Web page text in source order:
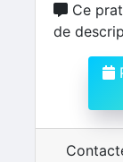
Ce
de